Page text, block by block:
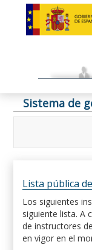
Sistema de
Lista pública
Los siguientes
siguiente lista. A
de instructores
en vigor en el